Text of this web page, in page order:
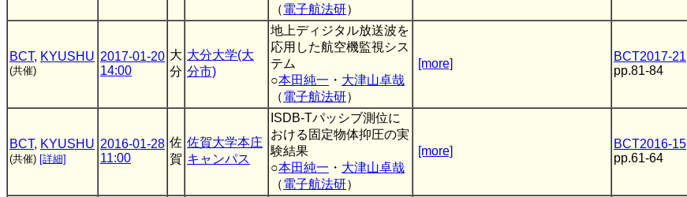
（電子航法研）
BCT, KYUSHU
(共催)
2017-01-20
14:00
大
分
大分大学(大
分市)
地上ディジタル放送波を
応用した航空機監視シス
テム
○本田純一 ・ 大津山卓哉
（電子航法研）
[more]
BCT2017-21
pp.81-84
BCT, KYUSHU
(共催) [詳細]
2016-01-28
11:00
佐
賀
佐賀大学本庄
キャンパス
ISDB-Tパッシブ測位に
おける固定物体抑圧の実
験結果
○本田純一 ・ 大津山卓哉
（電子航法研）
[more]
BCT2016-15
pp.61-64